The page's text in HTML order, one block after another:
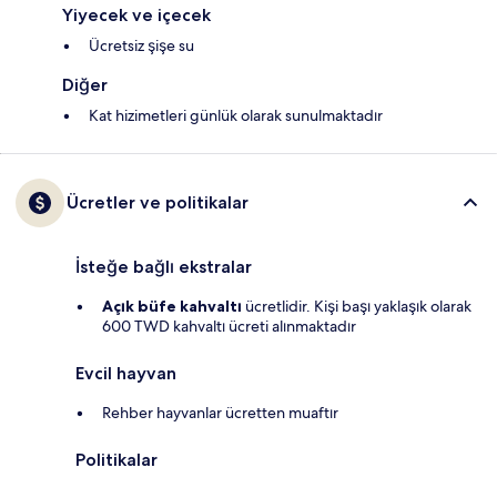
Yiyecek ve içecek
Ücretsiz şişe su
Diğer
Kat hizimetleri günlük olarak sunulmaktadır
Ücretler ve politikalar
İsteğe bağlı ekstralar
Açık büfe kahvaltı ücretlidir. Kişi başı yaklaşık olarak
600 TWD kahvaltı ücreti alınmaktadır
Evcil hayvan
Rehber hayvanlar ücretten muaftır
Politikalar